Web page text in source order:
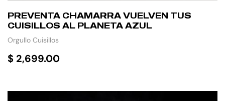
PREVENTA CHAMARRA VUELVEN TUS
CUISILLOS AL PLANETA AZUL
Orgullo Cuisillos
$ 2,699.00